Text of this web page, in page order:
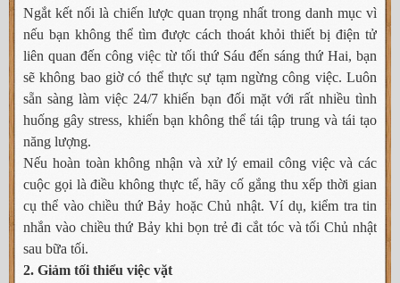
Ngắt kết nối là chiến lược quan trọng nhất trong danh mục vì
nếu bạn không thể tìm được cách thoát khỏi thiết bị điện tử
liên quan đến công việc từ tối thứ Sáu đến sáng thứ Hai, bạn
sẽ không bao giờ có thể thực sự tạm ngừng công việc. Luôn
sẵn sàng làm việc 24/7 khiến bạn đối mặt với rất nhiều tình
huống gây stress, khiến bạn không thể tái tập trung và tái tạo
năng lượng.
Nếu hoàn toàn không nhận và xử lý email công việc và các
cuộc gọi là điều không thực tế, hãy cố gắng thu xếp thời gian
cụ thể vào chiều thứ Bảy hoặc Chủ nhật. Ví dụ, kiểm tra tin
nhắn vào chiều thứ Bảy khi bọn trẻ đi cắt tóc và tối Chủ nhật
sau bữa tối.
2. Giảm tối thiểu việc vặt